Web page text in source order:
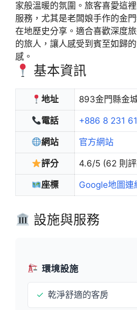
家般溫暖的氛圍。旅客喜愛這
服務，尤其是老闆娘手作的金
在地歷史分享。適合喜歡深度
的旅人，讓人感受到賓至如歸
感。
基本資訊
地址 893金門縣金
電話 +886 8 231
網站 官方網站
評分 4.6/5 (62 則
座標 Google地圖連
設施與服務
環境設施
✓ 乾淨舒適的客房